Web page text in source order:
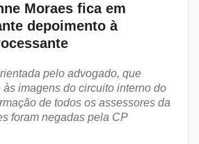
Moraes fica em
depoimento à
pelo advogado, que
imagens do circuito interno do
de todos os assessores da
foram negadas pela CP